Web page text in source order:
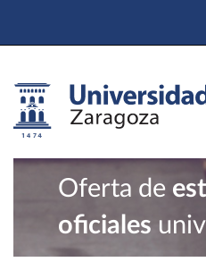
Oferta de
oficiales